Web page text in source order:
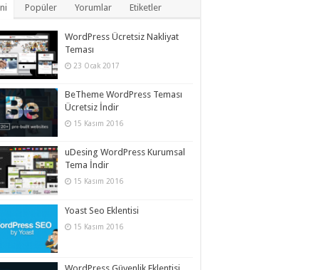
Popüler Yorumlar Etiketler
WordPress Ücretsiz Nakliyat
Teması
23 Ocak 2017
BeTheme WordPress Teması
Ücretsiz İndir
15 Kasım 2016
uDesing WordPress Kurumsal
Tema İndir
15 Kasım 2016
Yoast Seo Eklentisi
15 Kasım 2016